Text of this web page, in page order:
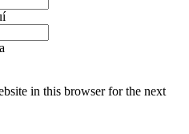
in this browser for the next